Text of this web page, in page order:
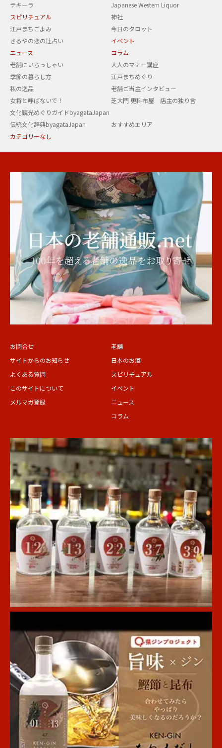
テキーラ
Japanese Western Liquor
スピリチュアル
神社
江戸まちごよみ
今日のタロット
さるやの恋の辻占い
イベント
ニュース
コラム
老舗にいらっしゃい
大人のマナー講座
季節の暮らし方
江戸まちめぐり
私の逸品
老舗ご当主インタビュー
女将と呼ばないで！
芝大門 更科布屋 店主の独り言
文化観光めぐりガイドbyagataJapan
伝統文化辞典byagataJapan
おすすめエリア
カテゴリーなし
お問合せ
サイトからのお知らせ
よくある質問
このサイトについて
メルマガ登録
老舗
日本のお酒
スピリチュアル
イベント
ニュース
コラム